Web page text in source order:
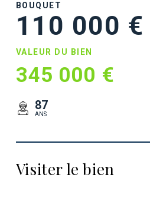
BOUQUET
110 000 €
VALEUR DU BIEN
345 000 €
87
ANS
Visiter le bien